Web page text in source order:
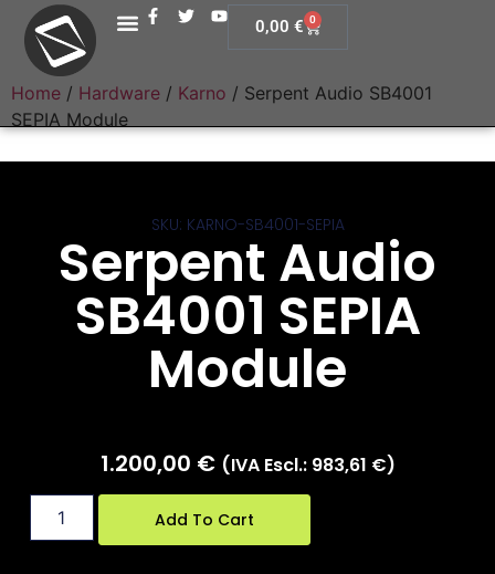
0,00 € 0
Home / Hardware / Karno / Serpent Audio SB4001
SEPIA Module
SKU: KARNO-SB4001-SEPIA
Serpent Audio
SB4001 SEPIA
Module
1.200,00 € (IVA Escl.: 983,61 €)
Add To Cart